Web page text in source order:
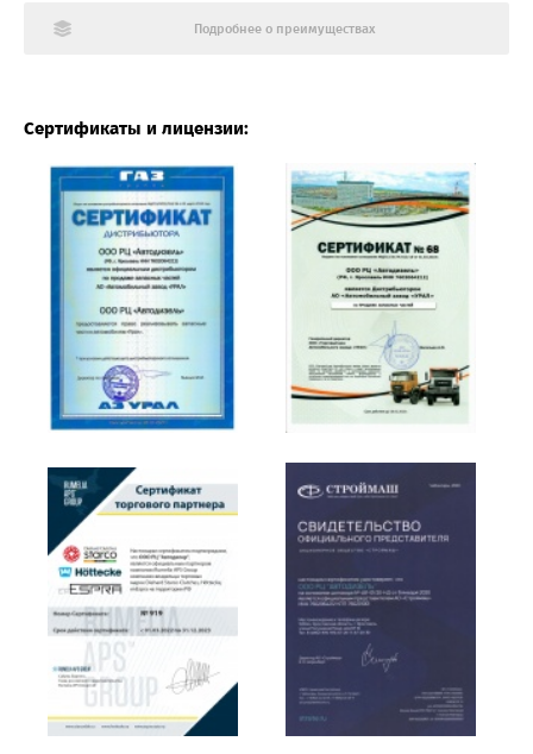
Подробнее о преимуществах
Сертификаты и лицензии: